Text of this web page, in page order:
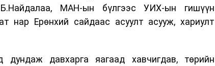
Б.Найдалаа, МАН-ын бүлгээс УИХ-ын гишүүн
нар Ерөнхий сайдаас асуулт асууж, хариулт
дундаж давхарга яагаад хавчигдав, төрийн